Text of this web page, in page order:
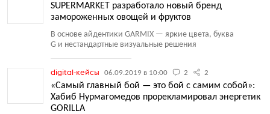
SUPERMARKET разработало новый бренд
замороженных овощей и фруктов
В основе айдентики GARMIX — яркие цвета, буква
G и нестандартные визуальные решения
digital-кейсы 06.09.2019 в 10:00 2 2
«Самый главный бой — это бой с самим собой»:
Хабиб Нурмагомедов прорекламировал энергетик
GORILLA